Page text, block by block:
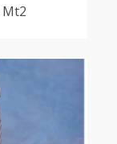
Mt2